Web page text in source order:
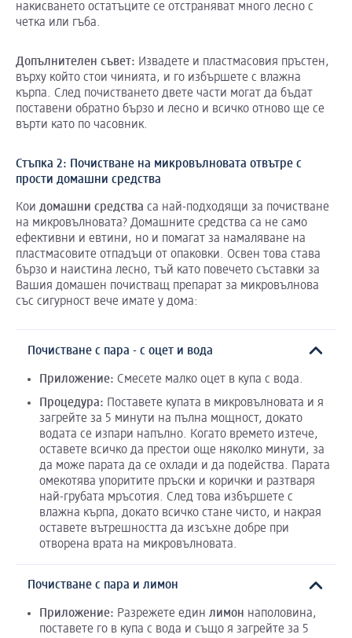
накисването остатъците се отстраняват много лесно с
четка или гъба.
Допълнителен съвет: Извадете и пластмасовия пръстен,
върху който стои чинията, и го избършете с влажна
кърпа. След почистването двете части могат да бъдат
поставени обратно бързо и лесно и всичко отново ще се
върти като по часовник.
Стъпка 2: Почистване на микровълновата отвътре с
прости домашни средства
Кои домашни средства са най-подходящи за почистване
на микровълновата? Домашните средства са не само
ефективни и евтини, но и помагат за намаляване на
пластмасовите отпадъци от опаковки. Освен това става
бързо и наистина лесно, тъй като повечето съставки за
Вашия домашен почистващ препарат за микровълнова
със сигурност вече имате у дома:
Почистване с пара - с оцет и вода
Приложение: Смесете малко оцет в купа с вода.
Процедура: Поставете купата в микровълновата и я
загрейте за 5 минути на пълна мощност, докато
водата се изпари напълно. Когато времето изтече,
оставете всичко да престои още няколко минути, за
да може парата да се охлади и да подейства. Парата
омекотява упоритите пръски и корички и разтваря
най-грубата мръсотия. След това избършете с
влажна кърпа, докато всичко стане чисто, и накрая
оставете вътрешността да изсъхне добре при
отворена врата на микровълновата.
Почистване с пара и лимон
Приложение: Разрежете един лимон наполовина,
поставете го в купа с вода и също я загрейте за 5